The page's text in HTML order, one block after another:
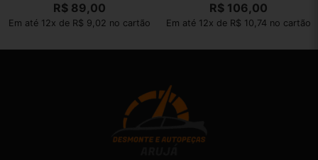
R$ 89,00
Em até 12x de R$ 9,02 no cartão
R$ 106,00
Em até 12x de R$ 10,74 no cartão